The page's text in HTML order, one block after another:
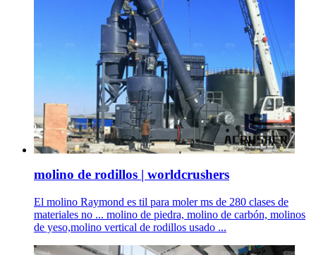
molino de rodillos | worldcrushers
El molino Raymond es til para moler ms de 280 clases de
materiales no ... molino de piedra, molino de carbón, molinos
de yeso,molino vertical de rodillos usado ...